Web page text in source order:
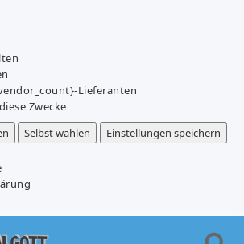
Lieferanten
Zwecke
Selbst wählen
Einstellungen speichern